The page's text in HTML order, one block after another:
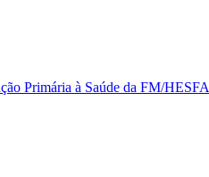
Primária à Saúde da FM/HESFA